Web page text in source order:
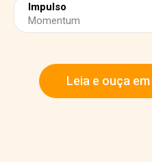
Impulso
Momentum
Leia e ouça